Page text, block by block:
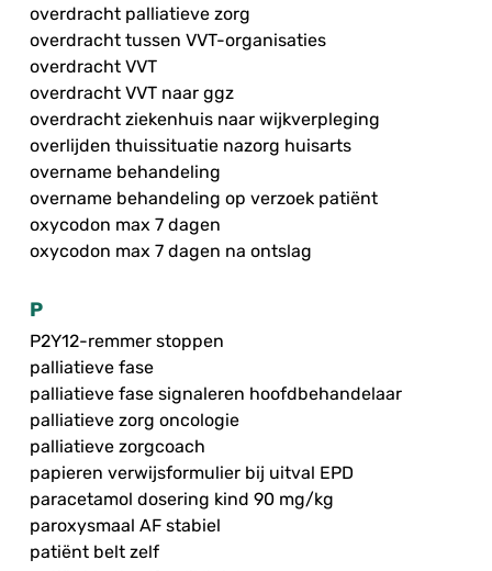
overdracht palliatieve zorg
overdracht tussen VVT-organisaties
overdracht VVT
overdracht VVT naar ggz
overdracht ziekenhuis naar wijkverpleging
overlijden thuissituatie nazorg huisarts
overname behandeling
overname behandeling op verzoek patiënt
oxycodon max 7 dagen
oxycodon max 7 dagen na ontslag
P
P2Y12-remmer stoppen
palliatieve fase
palliatieve fase signaleren hoofdbehandelaar
palliatieve zorg oncologie
palliatieve zorgcoach
papieren verwijsformulier bij uitval EPD
paracetamol dosering kind 90 mg/kg
paroxysmaal AF stabiel
patiënt belt zelf